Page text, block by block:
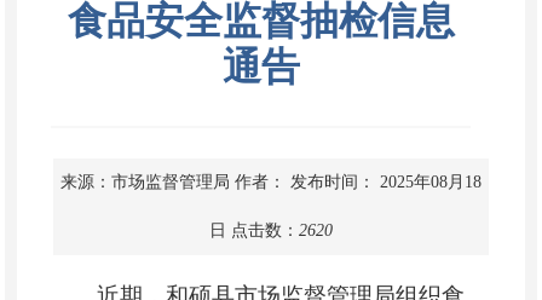
食品安全监督抽检信息
通告
来源：市场监督管理局 作者： 发布时间： 2025年08月18
日 点击数： 2620